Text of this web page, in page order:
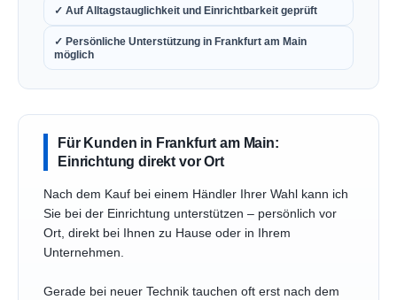
✓ Auf Alltagstauglichkeit und Einrichtbarkeit geprüft
✓ Persönliche Unterstützung in Frankfurt am Main
möglich
Für Kunden in Frankfurt am Main:
Einrichtung direkt vor Ort
Nach dem Kauf bei einem Händler Ihrer Wahl kann ich
Sie bei der Einrichtung unterstützen – persönlich vor
Ort, direkt bei Ihnen zu Hause oder in Ihrem
Unternehmen.
Gerade bei neuer Technik tauchen oft erst nach dem